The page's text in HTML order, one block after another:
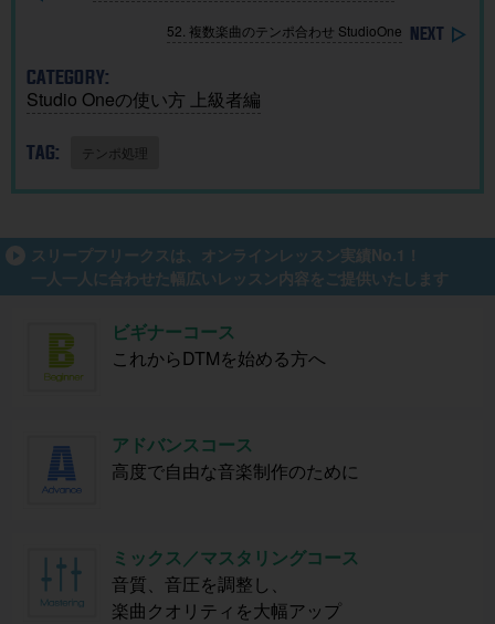
52. 複数楽曲のテンポ合わせ StudioOne
CATEGORY:
Studio Oneの使い方 上級者編
TAG: テンポ処理
スリープフリークスは、オンラインレッスン実績No.1！
一人一人に合わせた幅広いレッスン内容をご提供いたします
ビギナーコース
これからDTMを始める方へ
アドバンスコース
高度で自由な音楽制作のために
ミックス／マスタリングコース
音質、音圧を調整し、
楽曲クオリティを大幅アップ